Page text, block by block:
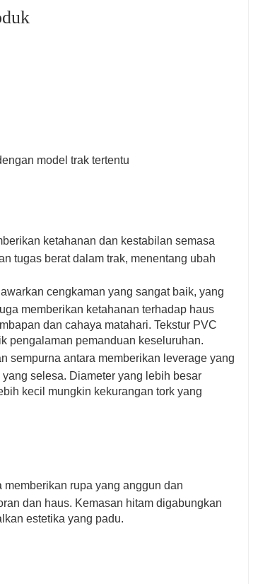
model trak tertentu
ketahanan dan kestabilan semasa
tugas berat dalam trak, menentang ubah
cengkaman yang sangat baik, yang
memberikan ketahanan terhadap haus
dan cahaya matahari. Tekstur PVC
pengalaman pemanduan keseluruhan.
sempurna antara memberikan leverage yang
selesa. Diameter yang lebih besar
kecil mungkin kekurangan tork yang
rupa yang anggun dan
dan haus. Kemasan hitam digabungkan
estetika yang padu.